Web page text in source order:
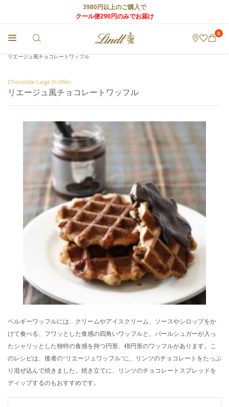
3980円以上のご購入で
クール便290円のみでお届け
0
リエージュ風チョコレートワッフル
Chocolate Liege Waffles
リエージュ風チョコレートワッフル
ベルギーワッフルには、クリームやアイスクリーム、ソースやシロップをか
けて食べる、フワッとした食感の四角いワッフルと、パールシュガーが入っ
たシャリッとした独特の食感を持つ円形、楕円形のワッフルがあります。こ
のレシピは、後者の“リエージュワッフル”に、リンツのチョコレートをたっぷ
り混ぜ込んで焼きました。焼き立てに、リンツのチョコレートスプレッドを
ディップするのもおすすめです。